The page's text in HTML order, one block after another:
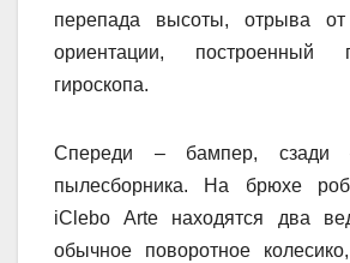
перепада высоты, отрыва
ориентации, построенный
гироскопа.
Спереди – бампер, сзади
пылесборника. На брюхе
iClebo Arte находятся два
обычное поворотное